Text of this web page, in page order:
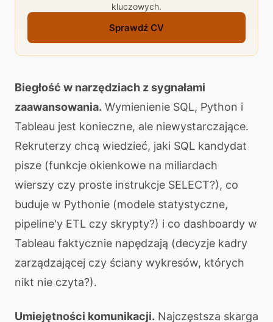
kluczowych.
Sprawdź CV
Biegłość w narzędziach z sygnałami
zaawansowania. Wymienienie SQL, Python i
Tableau jest konieczne, ale niewystarczające.
Rekruterzy chcą wiedzieć, jaki SQL kandydat
pisze (funkcje okienkowe na miliardach
wierszy czy proste instrukcje SELECT?), co
buduje w Pythonie (modele statystyczne,
pipeline'y ETL czy skrypty?) i co dashboardy w
Tableau faktycznie napędzają (decyzje kadry
zarządzającej czy ściany wykresów, których
nikt nie czyta?).
Umiejętności komunikacji. Najczęstsza skarga